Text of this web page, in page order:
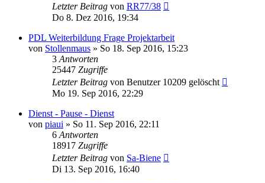
Letzter Beitrag von RR77/38
Do 8. Dez 2016, 19:34
PDL Weiterbildung Frage Projektarbeit
von Stollenmaus » So 18. Sep 2016, 15:23
3 Antworten
25447 Zugriffe
Letzter Beitrag von Benutzer 10209 gelöscht
Mo 19. Sep 2016, 22:29
Dienst - Pause - Dienst
von piaui » So 11. Sep 2016, 22:11
6 Antworten
18917 Zugriffe
Letzter Beitrag von Sa-Biene
Di 13. Sep 2016, 16:40